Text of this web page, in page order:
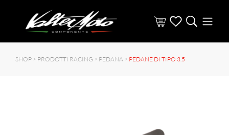
SHOP > PRODOTTI RACING > PEDANA > PEDANE DI TIPO 3.5